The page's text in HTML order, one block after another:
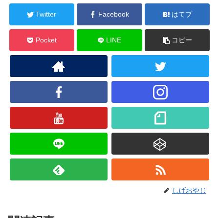
Twitter Facebook はてブ
Pocket LINE コピー
しげおやじ